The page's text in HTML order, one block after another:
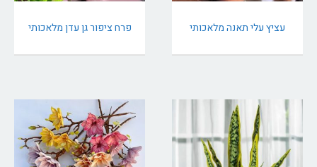
עציץ עלי תאנה מלאכותי פרח ציפור גן עדן מלאכותי